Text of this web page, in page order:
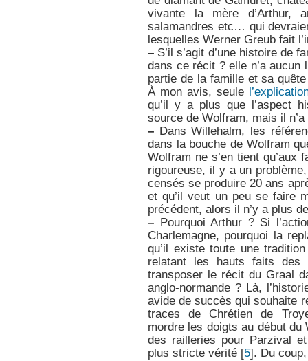
vivante la mère d’Arthur,
salamandres etc… qui
lesquelles Werner Greub fait
–S’il s’agit d’une histoire de
dans ce récit ? elle n’a
partie de la famille et sa
À mon avis, seule
qu’il y a plus que l’aspect
source de Wolfram, mais il
–Dans Willehalm, les
dans la bouche de Wolfram
Wolfram ne s’en tient qu’aux
rigoureuse, il y a un
censés se produire 20 ans
et qu’il veut un peu se faire
précédent, alors il n’y a plus
–Pourquoi Arthur ? Si
Charlemagne, pourquoi la
qu’il existe toute une
relatant les hauts faits des
transposer le récit du Graal
anglo-normande ? Là,
avide de succès qui souhaite
traces de Chrétien de
mordre les doigts au début
des railleries pour Parzival
plus stricte vérité[5]. Du